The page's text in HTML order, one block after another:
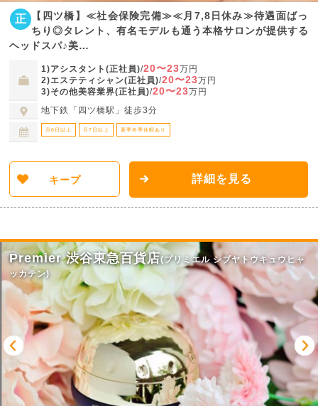
正
【四ツ橋】≪社会保険完備≫≪月7,8日休み≫待遇面ばっ
ちり◎タレント、有名モデルも通う本格サロンが提供する
ヘッドスパ♪美…
1)アシスタント(正社員)/20〜23万円
2)エステティシャン(正社員)/20〜23万円
3)その他美容業界(正社員)/20〜23万円
地下鉄「四ツ橋駅」徒歩3分
月6日以上 月7日以上 夏季冬季休暇あり
キープ 詳細を見る
Premier 渋谷東急百貨店(プリミエル シブヤトウキュウヒャ
ッカテン)